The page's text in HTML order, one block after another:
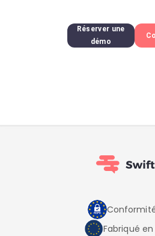
Réserver une
démo
Conformité
Fabriqué en